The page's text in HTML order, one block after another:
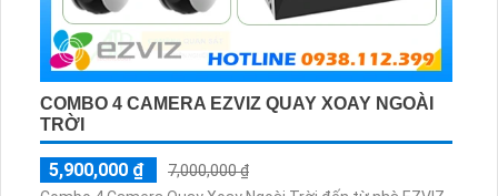
COMBO 4 CAMERA EZVIZ QUAY XOAY NGOÀI
TRỜI
5,900,000 ₫
7,000,000 ₫